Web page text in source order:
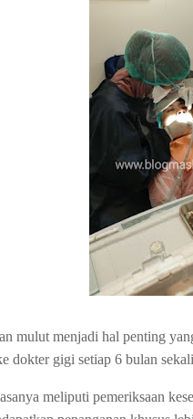
mulut menjadi hal penting
dokter gigi setiap 6 bulan
meliputi pemeriksaan